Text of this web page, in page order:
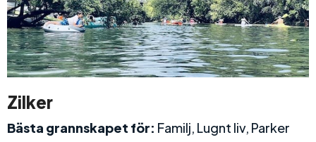
Zilker
Bästa grannskapet för: Familj, Lugnt liv, Parker